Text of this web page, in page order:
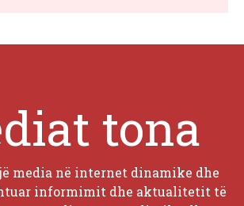
tona
media në internet dinamike dhe
informimit dhe aktualitetit të